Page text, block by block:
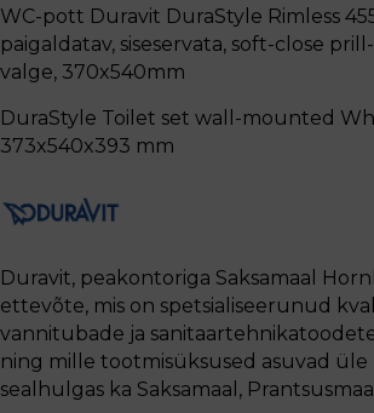
WC-pott Duravit DuraStyle Rimless
paigaldatav, siseservata, soft-close
valge, 370x540mm
DuraStyle Toilet set wall-mounted
373x540x393 mm
Duravit, peakontoriga Saksamaal
ettevõte, mis on spetsialiseerunud
vannitubade ja
ning mille tootmisüksused asuvad üle
sealhulgas ka Saksamaal,